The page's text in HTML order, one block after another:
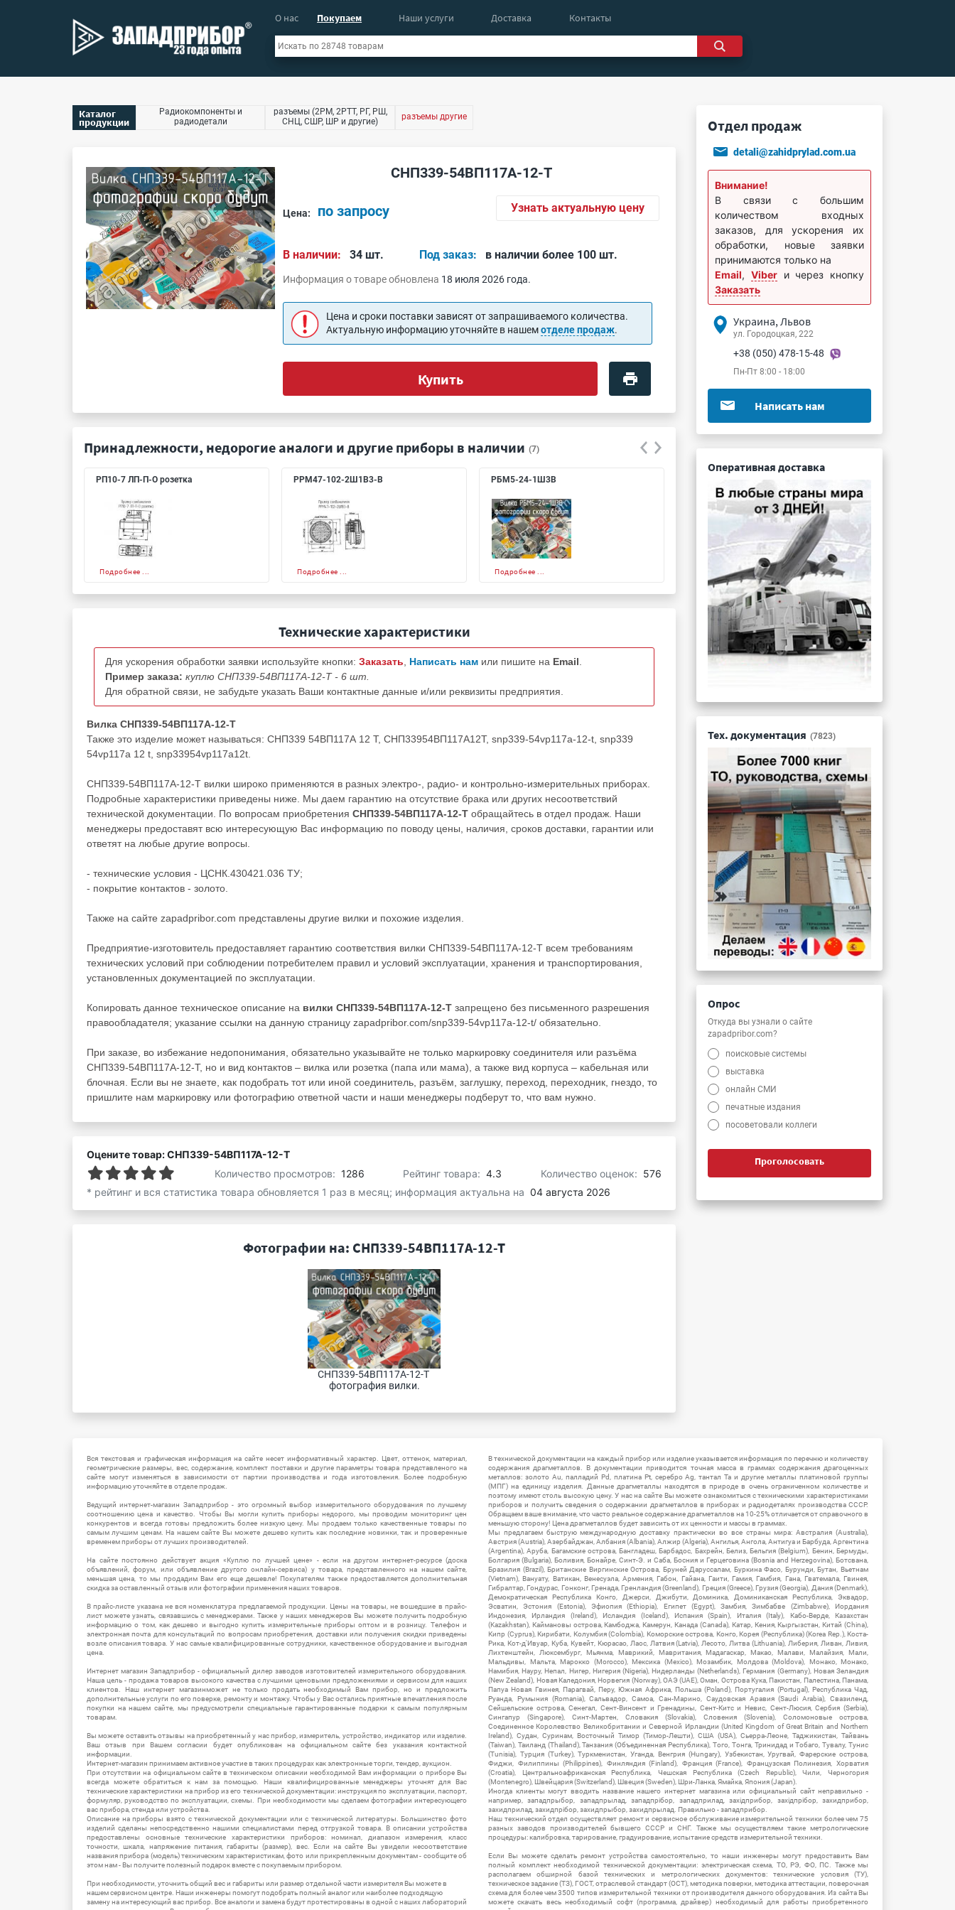
О нас Покупаем Наши услуги Доставка Контакты
Каталог
продукции
Радиокомпоненты и
радиодетали
разъемы (2РМ, 2РТТ, РГ, РШ,
СНЦ, СШР, ШР и другие)
разъемы другие
СНП339-54ВП117А-12-Т
Цена: по запросу Узнать актуальную цену
В наличии: 34 шт. Под заказ: в наличии более 100 шт.
Информация о товаре обновлена 18 июля 2026 года.
Цена и сроки поставки зависят от запрашиваемого количества.
Актуальную информацию уточняйте в нашемотделе продаж.
Купить
Принадлежности, недорогие аналоги и другие приборы в наличии (7)
РП10-7 ЛП-П-О розетка
Подробнее ...
РРМ47-102-2Ш1В3-В
Подробнее ...
РБМ5-24-1Ш3В
Подробнее ...
СНП339-42ВП127А-11-Т
Подробнее ...
Технические характеристики
Для ускорения обработки заявки используйте кнопки: Заказать Написать нам или пишите на Email
Пример заказа: куплю СНП339-54ВП117А-12-Т - 6 шт.
Для обратной связи, не забудьте указать Ваши контактные данные и/или реквизиты предприятия.
Вилка СНП339-54ВП117А-12-Т
Также это изделие может называться: СНП339 54ВП117А 12 Т, СНП33954ВП117А12Т, snp339-54vp117a-12-t, snp339
54vp117a 12 t, snp33954vp117a12t.
СНП339-54ВП117А-12-Т вилки широко применяются в разных электро-, радио- и контрольно-измерительных приборах.
Подробные характеристики приведены ниже. Мы даем гарантию на отсутствие брака или других несоответствий
технической документации. По вопросам приобретения СНП339-54ВП117А-12-Т обращайтесь в отдел продаж. Наши
менеджеры предоставят всю интересующую Вас информацию по поводу цены, наличия, сроков доставки, гарантии или
ответят на любые другие вопросы.
- технические условия - ЦСНК.430421.036 ТУ;
- покрытие контактов - золото.
Также на сайте zapadpribor.com представлены другие вилки и похожие изделия.
Предприятие-изготовитель предоставляет гарантию соответствия вилки СНП339-54ВП117А-12-Т всем требованиям
технических условий при соблюдении потребителем правил и условий эксплуатации, хранения и транспортирования,
установленных документацией по эксплуатации.
Копировать данное техническое описание на вилки СНП339-54ВП117А-12-Т запрещено без письменного разрешения
правообладателя; указание ссылки на данную страницу zapadpribor.com/snp339-54vp117a-12-t/ обязательно.
При заказе, во избежание недопонимания, обязательно указывайте не только маркировку соединителя или разъёма
СНП339-54ВП117А-12-Т, но и вид контактов – вилка или розетка (папа или мама), а также вид корпуса – кабельная или
блочная. Если вы не знаете, как подобрать тот или иной соединитель, разъём, заглушку, переход, переходник, гнездо, то
пришлите нам маркировку или фотографию ответной части и наши менеджеры подберут то, что вам нужно.
Оцените товар: СНП339-54ВП117А-12-Т
Количество просмотров: 1286 Рейтинг товара: 4.3 Количество оценок: 576
* рейтинг и вся статистика товара обновляется 1 раз в месяц; информация актуальна на 04 августа 2026
Фотографии на: СНП339-54ВП117А-12-Т
СНП339-54ВП117А-12-Т
фотография вилки.
Отдел продаж
detali@zahidprylad.com.ua
Внимание!
В связи с большим
количеством входных
заказов, для ускорения их
обработки, новые заявки
принимаются только на
Email, Viberи через кнопку
Заказать
Украина, Львов
ул. Городоцкая, 222
+38 (050) 478-15-48
Пн-Пт 8:00 - 18:00
Написать нам
Оперативная доставка
Тех. документация (7823)
Опрос
Откуда вы узнали о сайте
zapadpribor.com?
поисковые системы
выставка
онлайн СМИ
печатные издания
посоветовали коллеги
Проголосовать
Вся текстовая и графическая информация на сайте несет информативный характер. Цвет, оттенок, материал,
геометрические размеры, вес, содержание, комплект поставки и другие параметры товара представленого на
сайте могут изменяться в зависимости от партии производства и года изготовления. Более подробную
информацию уточняйте в отделе продаж.
Ведущий интернет-магазин Западприбор - это огромный выбор измерительного оборудования по лучшему
соотношению цена и качество. Чтобы Вы могли купить приборы недорого, мы проводим мониторинг цен
конкурентов и всегда готовы предложить более низкую цену. Мы продаем только качественные товары по
самым лучшим ценам. На нашем сайте Вы можете дешево купить как последние новинки, так и проверенные
временем приборы от лучших производителей.
На сайте постоянно действует акция «Куплю по лучшей цене» - если на другом интернет-ресурсе (доска
объявлений, форум, или объявление другого онлайн-сервиса) у товара, представленного на нашем сайте,
меньшая цена, то мы продадим Вам его еще дешевле! Покупателям также предоставляется дополнительная
скидка за оставленный отзыв или фотографии применения наших товаров.
В прайс-листе указана не вся номенклатура предлагаемой продукции. Цены на товары, не вошедшие в прайс-
лист можете узнать, связавшись с менеджерами. Также у наших менеджеров Вы можете получить подробную
информацию о том, как дешево и выгодно купить измерительные приборы оптом и в розницу. Телефон и
электронная почта для консультаций по вопросам приобретения, доставки или получения скидки приведены
возле описания товара. У нас самые квалифицированные сотрудники, качественное оборудование и выгодная
цена.
Интернет магазин Западприбор - официальный дилер заводов изготовителей измерительного оборудования.
Наша цель - продажа товаров высокого качества с лучшими ценовыми предложениями и сервисом для наших
клиентов. Наш интернет магазинможет не только продать необходимый Вам прибор, но и предложить
дополнительные услуги по его поверке, ремонту и монтажу. Чтобы у Вас остались приятные впечатления после
покупки на нашем сайте, мы предусмотрели специальные гарантированные подарки к самым популярным
товарам.
Вы можете оставить отзывы на приобретенный у нас прибор, измеритель, устройство, индикатор или изделие.
Ваш отзыв при Вашем согласии будет опубликован на официальном сайте без указания контактной
информации.
Интернет-магазин принимаем активное участие в таких процедурах как электронные торги, тендер, аукцион.
При отсутствии на официальном сайте в техническом описании необходимой Вам информации о приборе Вы
всегда можете обратиться к нам за помощью. Наши квалифицированные менеджеры уточнят для Вас
технические характеристики на прибор из его технической документации: инструкция по эксплуатации, паспорт,
формуляр, руководство по эксплуатации, схемы. При необходимости мы сделаем фотографии интересующего
вас прибора, стенда или устройства.
Описание на приборы взято с технической документации или с технической литературы. Большинство фото
изделий сделаны непосредственно нашими специалистами перед отгрузкой товара. В описании устройства
предоставлены основные технические характеристики приборов: номинал, диапазон измерения, класс
точности, шкала, напряжение питания, габариты (размер), вес. Если на сайте Вы увидели несоответствие
названия прибора (модель) техническим характеристикам, фото или прикрепленным документам - сообщите об
этом нам - Вы получите полезный подарок вместе с покупаемым прибором.
При необходимости, уточнить общий вес и габариты или размер отдельной части измерителя Вы можете в
нашем сервисном центре. Наши инженеры помогут подобрать полный аналог или наиболее подходящую
замену на интересующий вас прибор. Все аналоги и замена будут протестированы в одной с наших лабораторий
В технической документации на каждый прибор или изделие указывается информация по перечню и количеству
содержания драгметаллов. В документации приводится точная масса в граммах содержания драгоценных
металлов: золото Au, палладий Pd, платина Pt, серебро Ag, тантал Ta и другие металлы платиновой группы
(МПГ) на единицу изделия. Данные драгметаллы находятся в природе в очень ограниченном количестве и
поэтому имеют столь высокую цену. У нас на сайте Вы можете ознакомиться с техническими характеристиками
приборов и получить сведения о содержании драгметаллов в приборах и радиодеталях производства СССР.
Обращаем ваше внимание, что часто реальное содержание драгметаллов на 10-25% отличается от справочного в
меньшую сторону! Цена драгметаллов будет зависить от их ценности и массы в граммах.
Мы предлагаем быструю международную доставку практически во все страны мира: Австралия (Australia),
Австрия (Austria), Азербайджан, Албания (Albania), Алжир (Algeria), Ангилья, Ангола, Антигуа и Барбуда, Аргентина
(Argentina), Аруба, Багамские острова, Бангладеш, Барбадос, Бахрейн, Белиз, Бельгия (Belgium), Бенин, Бермуды,
Болгария (Bulgaria), Боливия, Бонайре, Синт-Э. и Саба, Босния и Герцеговина (Bosnia and Herzegovina), Ботсвана,
Бразилия (Brazil), Британские Виргинские Острова, Бруней Даруссалам, Буркина Фасо, Бурунди, Бутан, Вьетнам
(Vietnam), Вануату, Ватикан, Венесуэла, Армения, Габон, Гайана, Гаити, Гамия, Гамбия, Гана, Гватемала, Гвинея,
Гибралтар, Гондурас, Гонконг, Гренада, Гренландия (Greenland), Греция (Greece), Грузия (Georgia), Дания (Denmark),
Демократическая Республика Конго, Джерси, Джибути, Доминика, Доминиканская Республика, Эквадор,
Эсватин, Эстония (Estonia), Эфиопия (Ethiopia), Египет (Egypt), Замбия, Зимбабве (Zimbabwe), Иордания
Индонезия, Ирландия (Ireland), Исландия (Iceland), Испания (Spain), Италия (Italy), Кабо-Верде, Казахстан
(Kazakhstan), Каймановы острова, Камбоджа, Камерун, Канада (Canada), Катар, Кения, Кыргызстан, Китай (China),
Кипр (Cyprus), Кирибати, Колумбия (Colombia), Коморские острова, Конго, Корея (Республика) (Korea Rep.), Коста-
Рика, Кот-д'Ивуар, Куба, Кувейт, Кюрасао, Лаос, Латвия (Latvia), Лесото, Литва (Lithuania), Либерия, Ливан, Ливия,
Лихтенштейн, Люксембург, Мьянма, Маврикий, Мавритания, Мадагаскар, Макао, Малави, Малайзия, Мали,
Мальдивы, Мальта, Марокко (Morocco), Мексика (Mexico), Мозамбик, Молдова (Moldova), Монако, Монако,
Намибия, Науру, Непал, Нигер, Нигерия (Nigeria), Нидерланды (Netherlands), Германия (Germany), Новая Зеландия
(New Zealand), Новая Каледония, Норвегия (Norway), ОАЭ (UAE), Оман, Острова Кука, Пакистан, Палестина, Панама,
Папуа Новая Гвинея, Парагвай, Перу, Южная Африка, Польша (Poland), Португалия (Portugal), Республика Чад,
Руанда, Румыния (Romania), Сальвадор, Самоа, Сан-Марино, Саудовская Аравия (Saudi Arabia), Свазиленд,
Сейшельские острова, Сенегал, Сент-Винсент и Гренадины, Сент-Китс и Невис, Сент-Люсия, Сербия (Serbia),
Сингапур (Singapore), Синт-Мартен, Словакия (Slovakia), Словения (Slovenia), Соломоновые острова,
Соединенное Королевство Великобритании и Северной Ирландии (United Kingdom of Great Britain and Northern
Ireland), Судан, Суринам, Восточный Тимор (Тимор-Лешти), США (USA), Сьерра-Леоне, Таджикистан, Тайвань
(Taiwan), Таиланд (Thailand), Танзания (Объединенная Республика), Того, Тонга, Тринидад и Тобаго, Тувалу, Тунис
(Tunisia), Турция (Turkey), Туркменистан, Уганда, Венгрия (Hungary), Узбекистан, Уругвай, Фарерские острова,
Фиджи, Филиппины (Philippines), Финляндия (Finland), Франция (France), Французская Полинезия, Хорватия
(Croatia), Центральноафриканская Республика, Чешская Республика (Czech Republic), Чили, Черногория
(Montenegro), Швейцария (Switzerland), Швеция (Sweden), Шри-Ланка, Ямайка, Япония (Japan).
Иногда клиенты могут вводить название нашего интернет магазина или официальный сайт неправильно -
например, западпрыбор, западпрылад, западпрібор, западприлад, західприбор, західпрібор, захидприбор,
захидприлад, захидпрібор, захидпрыбор, захидпрылад. Правильно - западприбор.
Наш технический отдел осуществляет ремонт и сервисное обслуживание измерительной техники более чем 75
разных заводов производителей бывшего СССР и СНГ. Также мы осуществляем такие метрологические
процедуры: калибровка, тарирование, градуирование, испытание средств измерительной техники.
Если Вы можете сделать ремонт устройства самостоятельно, то наши инженеры могут предоставить Вам
полный комплект необходимой технической документации: электрическая схема, ТО, РЭ, ФО, ПС. Также мы
располагаем обширной базой технических и метрологических документов: технические условия (ТУ),
техническое задание (ТЗ), ГОСТ, отраслевой стандарт (ОСТ), методика поверки, методика аттестации, поверочная
схема для более чем 3500 типов измерительной техники от производителя данного оборудования. Из сайта Вы
можете скачать весь необходимый софт (программа, драйвер) необходимый для работы приобретенного